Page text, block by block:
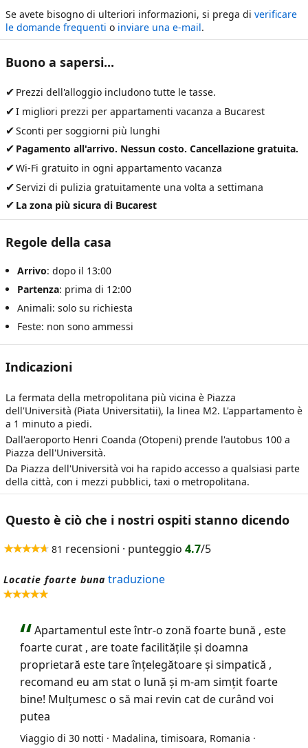
Se avete bisogno di ulteriori informazioni, si prega di verificare
le domande frequenti o inviare una e-mail.
Buono a sapersi...
✔ Prezzi dell'alloggio includono tutte le tasse.
✔I migliori prezzi per appartamenti vacanza a Bucarest
✔Sconti per soggiorni più lunghi
✔ Pagamento all'arrivo. Nessun costo. Cancellazione gratuita.
✔Wi-Fi gratuito in ogni appartamento vacanza
✔Servizi di pulizia gratuitamente una volta a settimana
✔ La zona più sicura di Bucarest
Regole della casa
Arrivo: dopo il 13:00
Partenza: prima di 12:00
Animali: solo su richiesta
Feste: non sono ammessi
Indicazioni
La fermata della metropolitana più vicina è Piazza
dell'Università (Piata Universitatii), la linea M2. L'appartamento è
a 1 minuto a piedi.
Dall'aeroporto Henri Coanda (Otopeni) prende l'autobus 100 a
Piazza dell'Università.
Da Piazza dell'Università voi ha rapido accesso a qualsiasi parte
della città, con i mezzi pubblici, taxi o metropolitana.
Questo è ciò che i nostri ospiti stanno dicendo
81 recensioni · punteggio 4.7/5
Locatie foarte buna traduzione
Apartamentul este într-o zonă foarte bună , este
foarte curat , are toate facilitățile și doamna
proprietară este tare înțelegătoare și simpatică ,
recomand eu am stat o lună și m-am simțit foarte
bine! Mulțumesc o să mai revin cat de curând voi
putea
Viaggio di 30 notti · Madalina, timisoara, Romania ·